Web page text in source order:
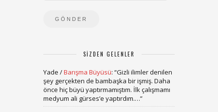
SIZDEN GELENLER
Yade /Barışma Büyüsü: “Gizli ilimler denilen
şey gerçekten de bambaşka bir işmiş. Daha
önce hiç büyü yaptırmamıştım. İlk çalışmamı
medyum ali gürses’e yaptırdım.…”